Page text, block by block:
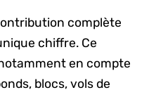
complète
chiffre. Ce
en compte
blocs, vols de